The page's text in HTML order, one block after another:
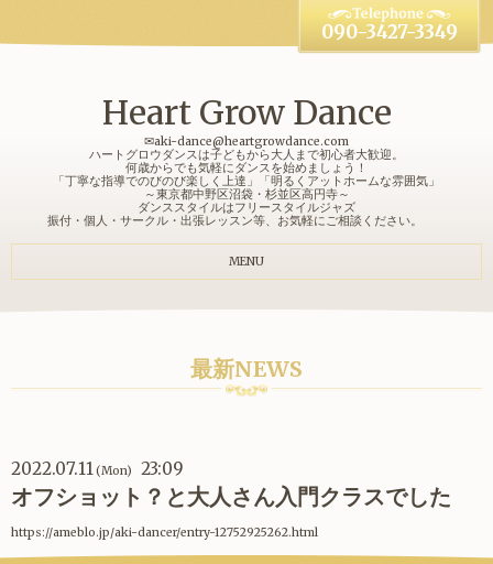
Heart Grow Dance
✉aki-dance@heartgrowdance.com
ハートグロウダンスは子どもから大人まで初心者大歓迎。
何歳からでも気軽にダンスを始めましょう！
「丁寧な指導でのびのび楽しく上達」「明るくアットホームな雰囲気」
～東京都中野区沼袋・杉並区高円寺～
ダンススタイルはフリースタイルジャズ
振付・個人・サークル・出張レッスン等、お気軽にご相談ください。
090-3427-3349
MENU
最新NEWS
2022.07.11(Mon) 23:09
オフショット？と大人さん入門クラスでした
https://ameblo.jp/aki-dancer/entry-12752925262.html